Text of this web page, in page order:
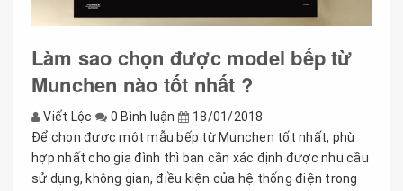
Làm sao chọn được model bếp từ
Munchen nào tốt nhất ?
Viết Lộc 0 Bình luận
18/01/2018
Để chọn được một mẫu bếp từ Munchen tốt nhất, phù
hợp nhất cho gia đình thì bạn cần xác định được nhu cầu
sử dụng, không gian, điều kiện của hệ thống điện trong